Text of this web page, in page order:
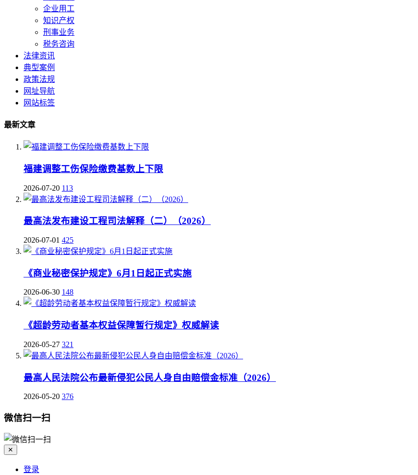
企业用工
知识产权
刑事业务
税务咨询
法律资讯
典型案例
政策法规
网址导航
网站标签
最新文章
福建调整工伤保险缴费基数上下限
2026-07-20 113
最高法发布建设工程司法解释（二）（2026）
2026-07-01 425
《商业秘密保护规定》6月1日起正式实施
2026-06-30 148
《超龄劳动者基本权益保障暂行规定》权威解读
2026-05-27 321
最高人民法院公布最新侵犯公民人身自由赔偿金标准（2026）
2026-05-20 376
微信扫一扫
✕
登录